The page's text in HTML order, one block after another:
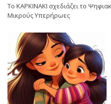
Το ΚΑΡΚΙΝΑΚΙ σχεδιάζει το
Μικρούς Υπερήρωες